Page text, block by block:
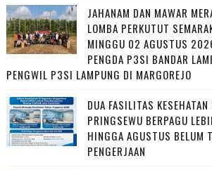
JAHANAM DAN MAWAR
LOMBA PERKUTUT
MINGGU 02 AGUSTUS
PENGDA P3SI BANDAR
PENGWIL P3SI LAMPUNG DI MARGOREJO
DUA FASILITAS
PRINGSEWU BERPAGU
HINGGA AGUSTUS BELUM
PENGERJAAN